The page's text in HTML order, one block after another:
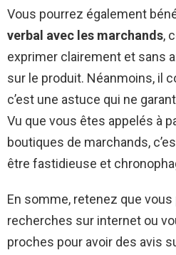
Vous pourrez également
verbal avec les marchands,
exprimer clairement et sans
sur le produit. Néanmoins, il
c’est une astuce qui ne
Vu que vous êtes appelés à
boutiques de marchands,
être fastidieuse et
En somme, retenez que
recherches sur internet ou
proches pour avoir des avis